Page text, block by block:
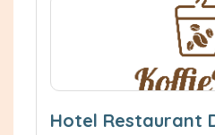
Hotel Restaurant